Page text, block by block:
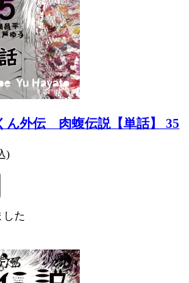
ん外伝 肉蝮伝説【単話】 35
)
した